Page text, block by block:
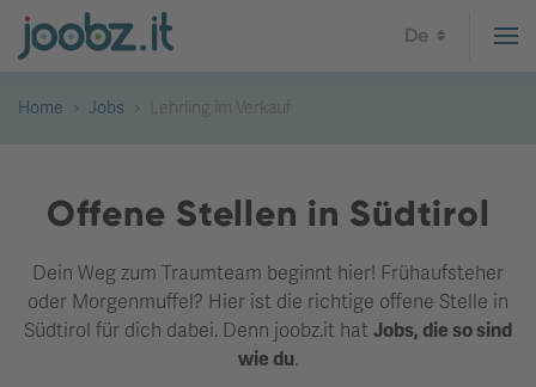
De
Home Jobs Lehrling im Verkauf
Offene Stellen in Südtirol
Dein Weg zum Traumteam beginnt hier! Frühaufsteher
oder Morgenmuffel? Hier ist die richtige offene Stelle in
Südtirol für dich dabei. Denn joobz.it hat Jobs, die so sind
wie du.